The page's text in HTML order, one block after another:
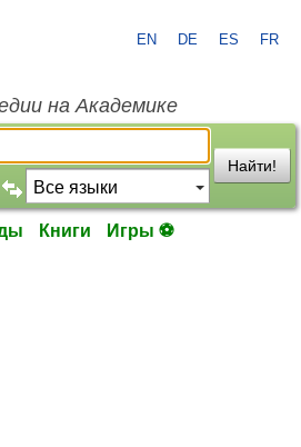
EN DE ES FR
на Академике
Найти!
Книги Игры ⚽